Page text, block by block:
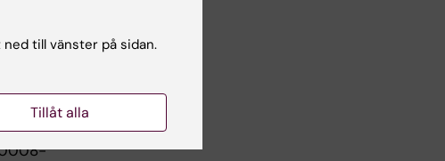
,
0008-
till vänster på sidan.
Tillåt alla